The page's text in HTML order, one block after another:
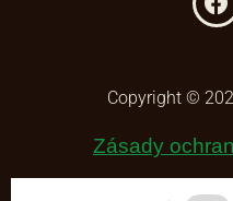
Copyright ©
Zásady